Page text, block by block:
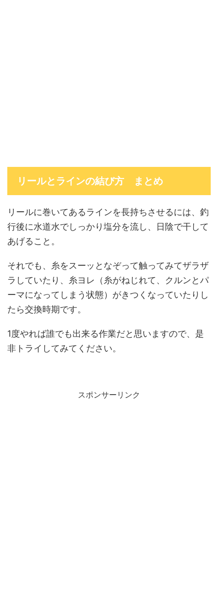
リールとラインの結び方 まとめ
リールに巻いてあるラインを長持ちさせるには、釣
行後に水道水でしっかり塩分を流し、日陰で干して
あげること。
それでも、糸をスーッとなぞって触ってみてザラザ
ラしていたり、糸ヨレ（糸がねじれて、クルンとパ
ーマになってしまう状態）がきつくなっていたりし
たら交換時期です。
1度やれば誰でも出来る作業だと思いますので、是
非トライしてみてください。
スポンサーリンク